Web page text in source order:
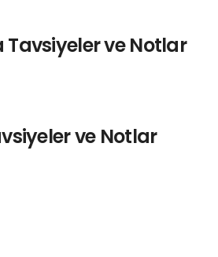
Tavsiyeler ve Notlar
ve Notlar